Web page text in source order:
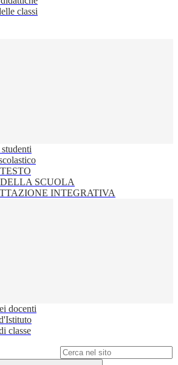
classi
SCUOLA
INTEGRATIVA
docenti
classe